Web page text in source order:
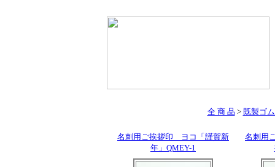
全 商 品 > 既製ゴ
名刺用ご挨拶印 ヨコ「謹賀新
年」QMEY-1
名刺用